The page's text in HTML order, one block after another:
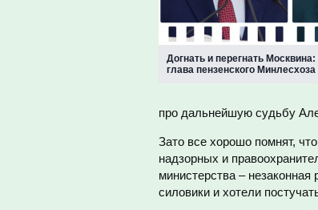
Догнать и перегнать
глава пензенского
про дальнейшую судьбу
Зато все хорошо помнят,
надзорных и
министерства –
силовики и хотели